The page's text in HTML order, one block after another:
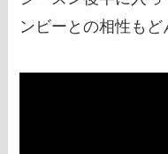
ンビーとの相性もど